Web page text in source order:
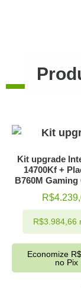
Kit upgrade
14700Kf +
B760M
R$
R$3.984,66
Economize R$
no Pix